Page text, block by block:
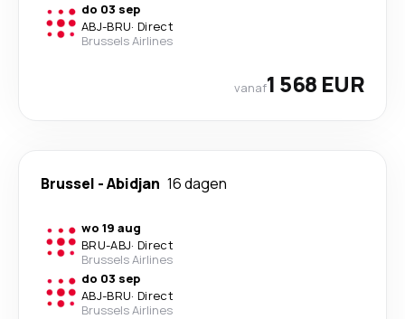
do 03 sep
ABJ-BRU· Direct
Brussels Airlines
vanaf1 568 EUR
Brussel -Abidjan 16 dagen
wo 19 aug
BRU-ABJ· Direct
Brussels Airlines
do 03 sep
ABJ-BRU· Direct
Brussels Airlines